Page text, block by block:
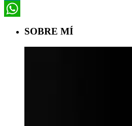
LinkedIn
SOBRE MÍ